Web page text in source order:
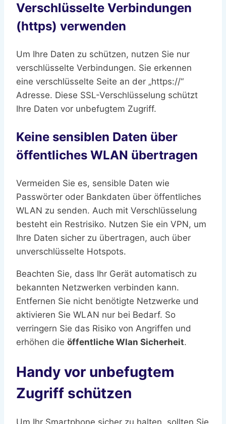
Verschlüsselte Verbindungen
(https) verwenden
Um Ihre Daten zu schützen, nutzen Sie nur
verschlüsselte Verbindungen. Sie erkennen
eine verschlüsselte Seite an der „https://“
Adresse. Diese SSL-Verschlüsselung schützt
Ihre Daten vor unbefugtem Zugriff.
Keine sensiblen Daten über
öffentliches WLAN übertragen
Vermeiden Sie es, sensible Daten wie
Passwörter oder Bankdaten über öffentliches
WLAN zu senden. Auch mit Verschlüsselung
besteht ein Restrisiko. Nutzen Sie ein VPN, um
Ihre Daten sicher zu übertragen, auch über
unverschlüsselte Hotspots.
Beachten Sie, dass Ihr Gerät automatisch zu
bekannten Netzwerken verbinden kann.
Entfernen Sie nicht benötigte Netzwerke und
aktivieren Sie WLAN nur bei Bedarf. So
verringern Sie das Risiko von Angriffen und
erhöhen die öffentliche Wlan Sicherheit.
Handy vor unbefugtem
Zugriff schützen
Um Ihr Smartphone sicher zu halten, sollten Sie